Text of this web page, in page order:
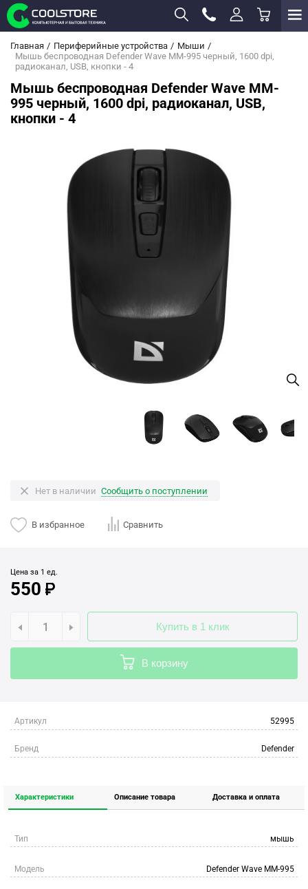
Главная Периферийные устройства
Мыши
Мышь беспроводная Defender Wave MM-995 черный, 1600 dpi,
радиоканал, USB, кнопки - 4
Мышь беспроводная Defender Wave MM-
995 черный, 1600 dpi, радиоканал, USB,
кнопки - 4
Нет в наличии Сообщить о поступлении
В избранное Сравнить
Цена за 1 ед.
550
Купить в 1 клик
В корзину
Артикул 52995
Бренд Defender
Характеристики Описание товара Доставка и оплата
Тип мышь
Модель Defender Wave MM-995